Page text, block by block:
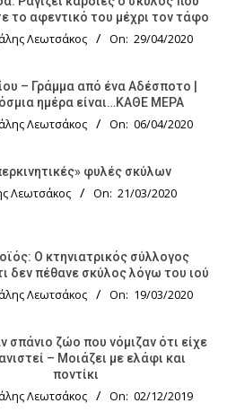
το αφεντικό του μέχρι τον τάφο
Λεωτσάκος On: 29/04/2020
– Γράμμα από ένα Αδέσποτο |
ημέρα είναι…ΚΑΘΕ ΜΕΡΑ
Λεωτσάκος On: 06/04/2020
φυλές σκύλων
Λεωτσάκος On: 21/03/2020
Ο κτηνιατρικός σύλλογος
δεν πέθανε σκύλος λόγω του ιού
Λεωτσάκος On: 19/03/2020
σπάνιο ζώο που νόμιζαν ότι είχε
– Μοιάζει με ελάφι και
ποντίκι
Λεωτσάκος On: 02/12/2019